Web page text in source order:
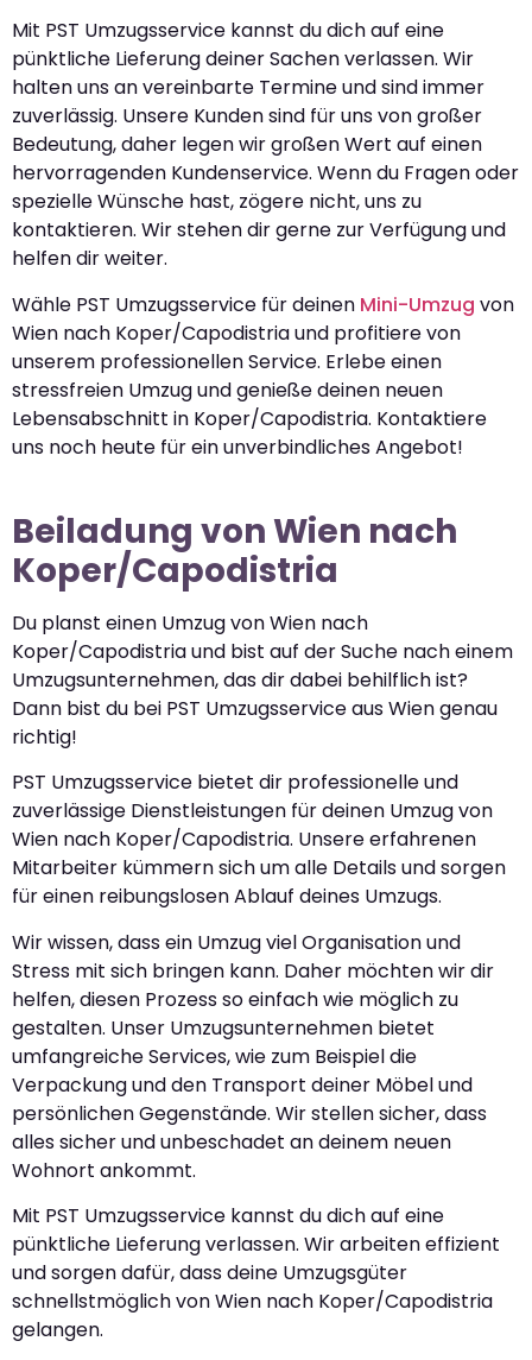
Mit PST Umzugsservice kannst du dich auf eine
pünktliche Lieferung deiner Sachen verlassen. Wir
halten uns an vereinbarte Termine und sind immer
zuverlässig. Unsere Kunden sind für uns von großer
Bedeutung, daher legen wir großen Wert auf einen
hervorragenden Kundenservice. Wenn du Fragen oder
spezielle Wünsche hast, zögere nicht, uns zu
kontaktieren. Wir stehen dir gerne zur Verfügung und
helfen dir weiter.
Wähle PST Umzugsservice für deinen Mini-Umzug von
Wien nach Koper/Capodistria und profitiere von
unserem professionellen Service. Erlebe einen
stressfreien Umzug und genieße deinen neuen
Lebensabschnitt in Koper/Capodistria. Kontaktiere
uns noch heute für ein unverbindliches Angebot!
Beiladung von Wien nach
Koper/Capodistria
Du planst einen Umzug von Wien nach
Koper/Capodistria und bist auf der Suche nach einem
Umzugsunternehmen, das dir dabei behilflich ist?
Dann bist du bei PST Umzugsservice aus Wien genau
richtig!
PST Umzugsservice bietet dir professionelle und
zuverlässige Dienstleistungen für deinen Umzug von
Wien nach Koper/Capodistria. Unsere erfahrenen
Mitarbeiter kümmern sich um alle Details und sorgen
für einen reibungslosen Ablauf deines Umzugs.
Wir wissen, dass ein Umzug viel Organisation und
Stress mit sich bringen kann. Daher möchten wir dir
helfen, diesen Prozess so einfach wie möglich zu
gestalten. Unser Umzugsunternehmen bietet
umfangreiche Services, wie zum Beispiel die
Verpackung und den Transport deiner Möbel und
persönlichen Gegenstände. Wir stellen sicher, dass
alles sicher und unbeschadet an deinem neuen
Wohnort ankommt.
Mit PST Umzugsservice kannst du dich auf eine
pünktliche Lieferung verlassen. Wir arbeiten effizient
und sorgen dafür, dass deine Umzugsgüter
schnellstmöglich von Wien nach Koper/Capodistria
gelangen.